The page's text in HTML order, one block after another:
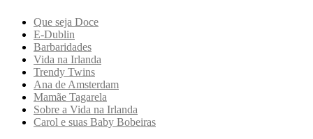
Que seja Doce
E-Dublin
Barbaridades
Vida na Irlanda
Trendy Twins
Ana de Amsterdam
Mamãe Tagarela
Sobre a Vida na Irlanda
Carol e suas Baby Bobeiras